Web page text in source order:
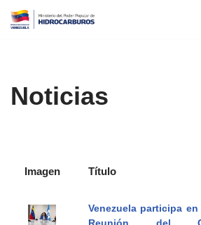
Noticias
Imagen Título
Venezuela participa en